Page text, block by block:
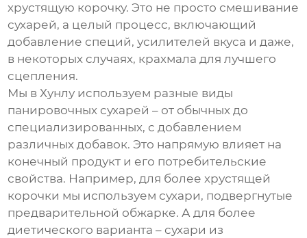
хрустящую корочку. Это не просто смешивание
сухарей, а целый процесс, включающий
добавление специй, усилителей вкуса и даже,
в некоторых случаях, крахмала для лучшего
сцепления.
Мы в Хунлу используем разные виды
панировочных сухарей – от обычных до
специализированных, с добавлением
различных добавок. Это напрямую влияет на
конечный продукт и его потребительские
свойства. Например, для более хрустящей
корочки мы используем сухари, подвергнутые
предварительной обжарке. А для более
диетического варианта – сухари из